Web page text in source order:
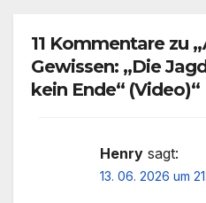
11 Kommentare zu
Gewissen: „Die
kein Ende“ (Video)“
Henry sagt:
13. 06. 2026 um